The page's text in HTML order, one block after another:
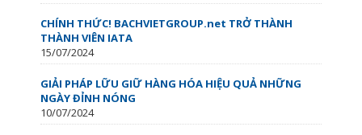
CHÍNH THỨC! BACHVIETGROUP.net TRỞ THÀNH
THÀNH VIÊN IATA
15/07/2024
GIẢI PHÁP LỮU GIỮ HÀNG HÓA HIỆU QUẢ NHỮNG
NGÀY ĐỈNH NÓNG
10/07/2024